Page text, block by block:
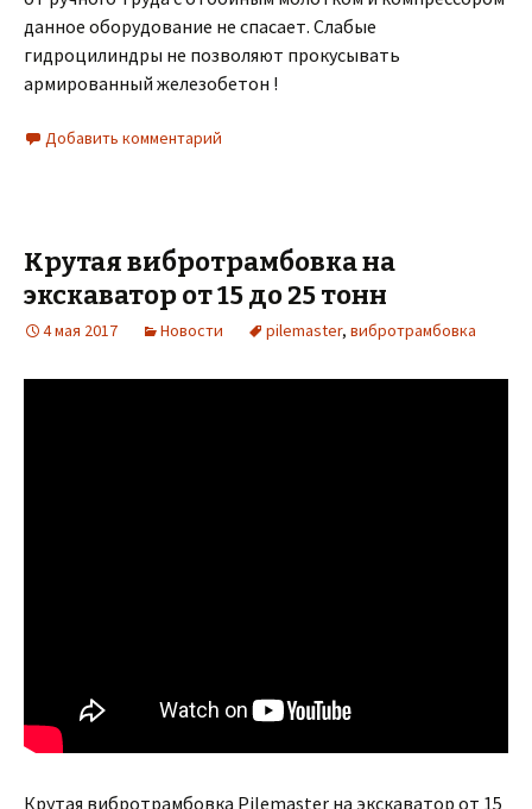
данное оборудование не спасает. Слабые
гидроцилиндры не позволяют прокусывать
армированный железобетон !
Добавить комментарий
Крутая вибротрамбовка на
экскаватор от 15 до 25 тонн
4 мая 2017 Новости pilemaster, вибротрамбовка
Крутая вибротрамбовка Pilemaster на экскаватор от 15